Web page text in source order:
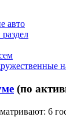
авто
(по
6